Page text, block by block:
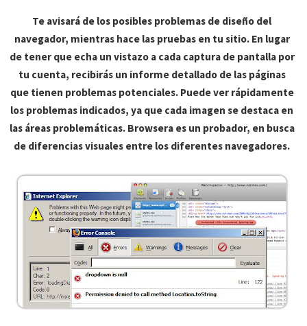
Te avisará de los posibles problemas de diseño del
navegador, mientras hace las pruebas en tu sitio. En lugar
de tener que echa un vistazo a cada captura de pantalla por
tu cuenta, recibirás un informe detallado de las páginas
que tienen problemas potenciales. Puede ver rápidamente
los problemas indicados, ya que cada imagen se destaca en
las áreas problemáticas. Browsera es un probador, en busca
de diferencias visuales entre los diferentes navegadores.